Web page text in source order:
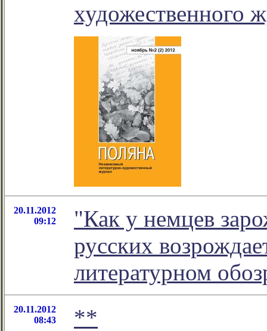
художественного
20.11.2012
09:12
"Как у немцев
русских
литературном
20.11.2012
08:43
**